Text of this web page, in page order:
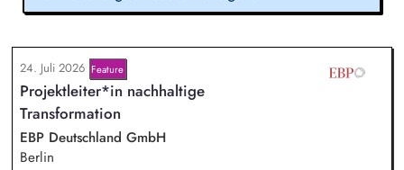
24. Juli 2026 Feature
Projektleiter*in nachhaltige
Transformation
EBP Deutschland GmbH
Berlin